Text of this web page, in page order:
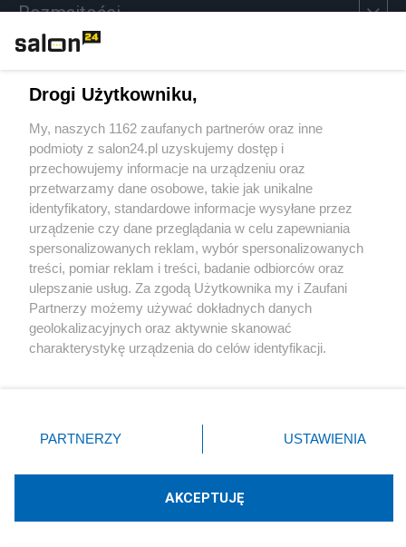
Rozmaitości
Sport
Społeczeństwo
Kultura
X Facebook Instagram Youtube
Technologię dostarcza:W3media.pl
Drogi Użytkowniku,
My, naszych 1162 zaufanych partnerów oraz inne
podmioty z salon24.pl uzyskujemy dostęp i
przechowujemy informacje na urządzeniu oraz
przetwarzamy dane osobowe, takie jak unikalne
identyfikatory, standardowe informacje wysyłane przez
urządzenie czy dane przeglądania w celu zapewniania
spersonalizowanych reklam, wybór spersonalizowanych
treści, pomiar reklam i treści, badanie odbiorców oraz
ulepszanie usług. Za zgodą Użytkownika my i Zaufani
Partnerzy możemy używać dokładnych danych
geolokalizacyjnych oraz aktywnie skanować
charakterystykę urządzenia do celów identyfikacji.
zmienić/wycofać klikając przycisk ustawień prywatności
znajdujący się w lewym dolnym rogu strony
rodzaje przetwarzania danych nie wymagają zgody
użytkownika, ale masz prawo sprzeciwić się takiemu
PARTNERZY USTAWIENIA
AKCEPTUJĘ